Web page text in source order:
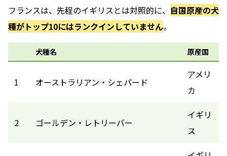
フランスは、先程のイギリスとは対照的に、 自国原産の犬
種がトップ10にはランクインしていません。
犬種名 原産国
1 オーストラリアン・シェパード
アメリ
カ
2 ゴールデン・レトリーバー
イギリ
ス